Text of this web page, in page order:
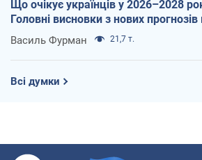
Що очікує українців у 2026–2028
Головні висновки з нових
Василь Фурман 21,7 т.
Всі думки